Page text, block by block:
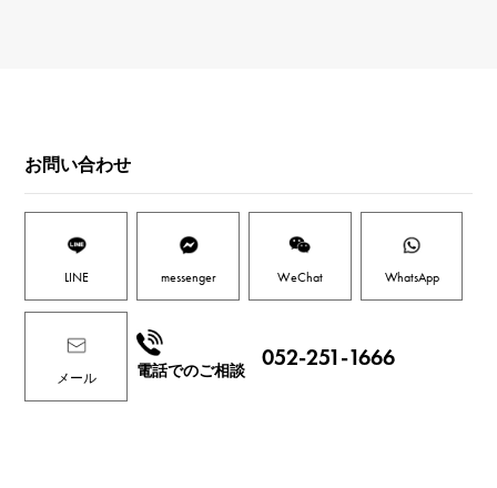
お問い合わせ
LINE messenger WeChat WhatsApp
メール 電話でのご相談
052-251-1666